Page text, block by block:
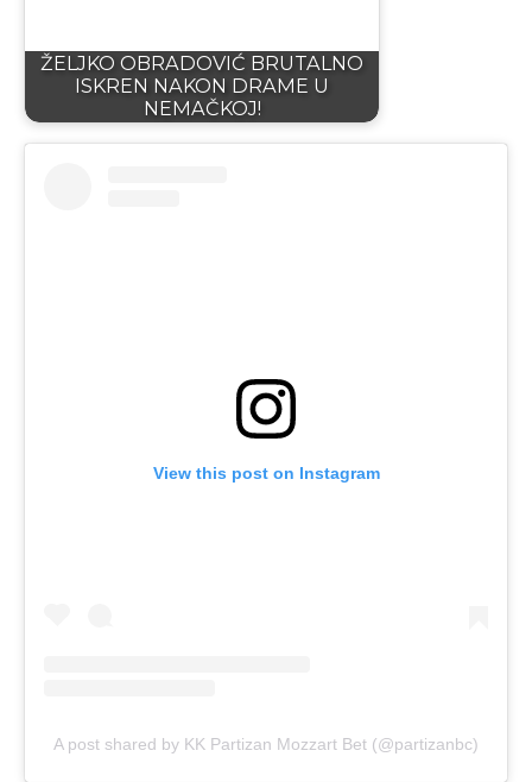
ŽELJKO OBRADOVIĆ BRUTALNO
ISKREN NAKON DRAME U
NEMAČKOJ!
View this post on Instagram
A post shared by KK Partizan Mozzart Bet (@partizanbc)